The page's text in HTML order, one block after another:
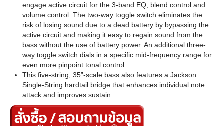
engage active circuit for the 3-band EQ, blend control and
volume control. The two-way toggle switch eliminates the
risk of losing sound due to a dead battery by bypassing the
active circuit and making it easy to regain sound from the
bass without the use of battery power. An additional three-
way toggle switch dials in a specific mid-frequency range for
even more pinpoint tonal control.
This five-string, 35”-scale bass also features a Jackson
Single-String hardtail bridge that enhances individual note
attack and improves sustain.